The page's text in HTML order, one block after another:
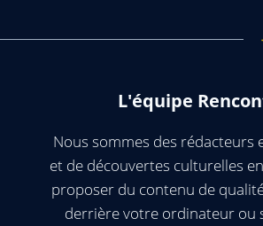
L'équipe
Nous sommes des rédacteurs
et de découvertes culturelles
proposer du contenu de
derrière votre ordinateur ou